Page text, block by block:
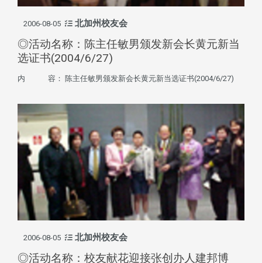
2006-08-05 北加州校友会
◎活动名称：陈主任敏男颁发新会长黄元新当
选证书(2004/6/27)
内 容： 陈主任敏男颁发新会长黄元新当选证书(2004/6/27)
2006-08-05 北加州校友会
◎活动名称：校友献花迎接张创办人建邦博